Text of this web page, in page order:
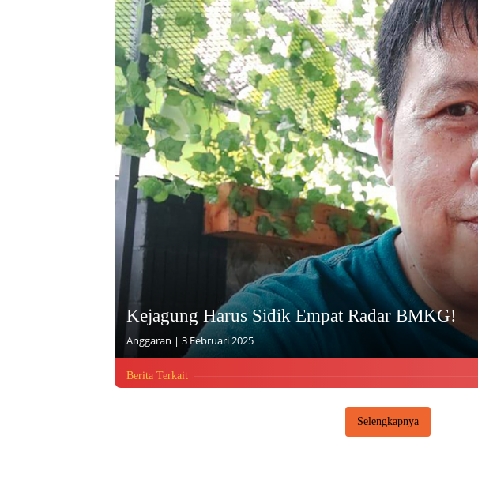
Kejagung Harus Sidik Empat Radar BMKG!
Anggaran | 3 Februari 2025
Berita Terkait
Selengkapnya